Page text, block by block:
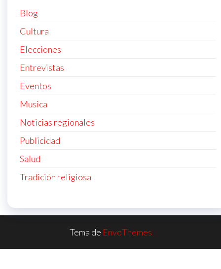
Blog
Cultura
Elecciones
Entrevistas
Eventos
Musica
Noticias regionales
Publicidad
Salud
Tradición religiosa
Tema de EnvoThemes